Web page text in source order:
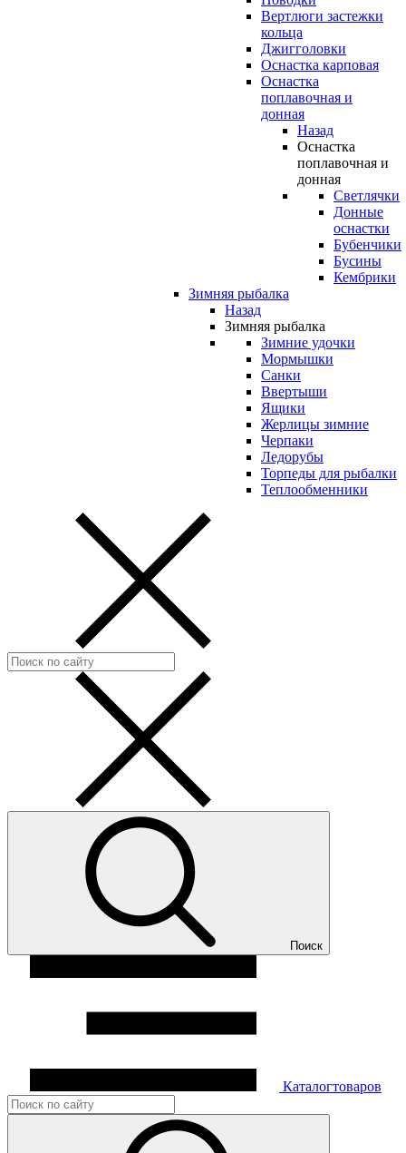
Вертлюги застежки
кольца
Джигголовки
Оснастка карповая
Оснастка
поплавочная и
донная
Назад
Оснастка
поплавочная и
донная
Светлячки
Донные
оснастки
Бубенчики
Бусины
Кембрики
Зимняя рыбалка
Назад
Зимняя рыбалка
Зимние удочки
Мормышки
Санки
Ввертыши
Ящики
Жерлицы зимние
Черпаки
Ледорубы
Торпеды для рыбалки
Теплообменники
Поиск
Каталогтоваров